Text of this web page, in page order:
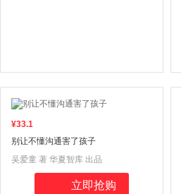
¥33.1
别让不懂沟通害了孩子
吴爱童 著 华夏智库 出品
立即抢购